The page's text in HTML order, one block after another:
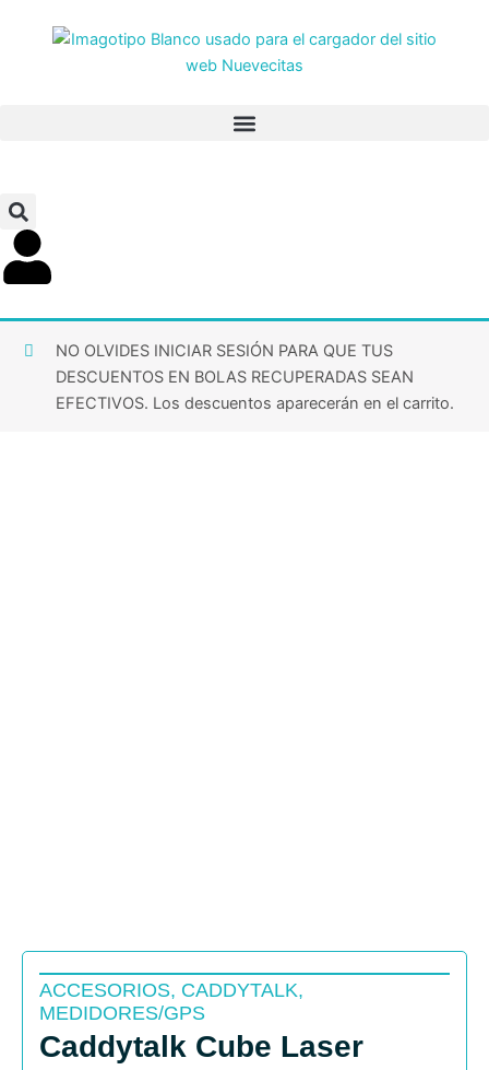
NO OLVIDES INICIAR SESIÓN PARA QUE TUS
DESCUENTOS EN BOLAS RECUPERADAS SEAN
EFECTIVOS. Los descuentos aparecerán en el carrito.
ACCESORIOS, CADDYTALK,
MEDIDORES/GPS
Caddytalk Cube Laser